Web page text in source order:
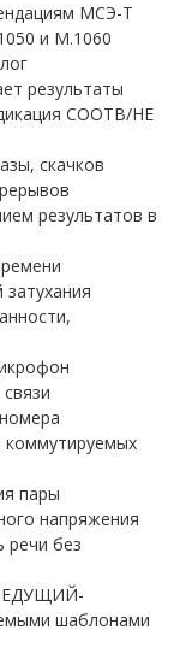
МСЭ-T
и M.1060
результаты
СООТВ/НЕ
скачков
результатов в
коммутируемых
пары
напряжения
речи без
шаблонами